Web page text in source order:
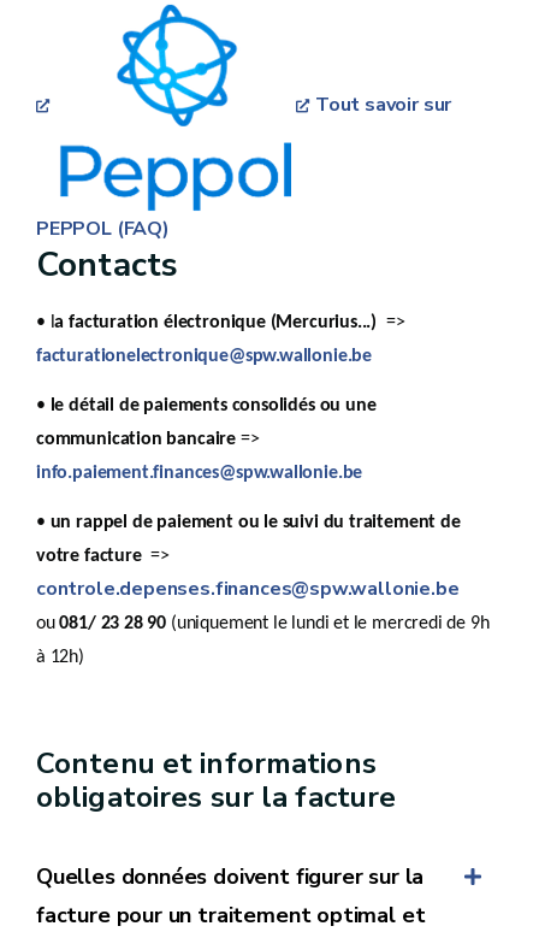
Tout savoir sur
PEPPOL (FAQ)
Contacts
• la facturation électronique (Mercurius...) =>
facturationelectronique@spw.wallonie.be
• le détail de paiements consolidés ou une
communication bancaire =>
info.paiement.finances@spw.wallonie.be
• un rappel de paiement ou le suivi du traitement de
votre facture=>
controle.depenses.finances@spw.wallonie.be
ou081/ 23 28 90 (uniquement le lundi et le mercredi de 9h
à 12h)
Contenu et informations
obligatoires sur la facture
Quelles données doivent figurer sur la
facture pour un traitement optimal et